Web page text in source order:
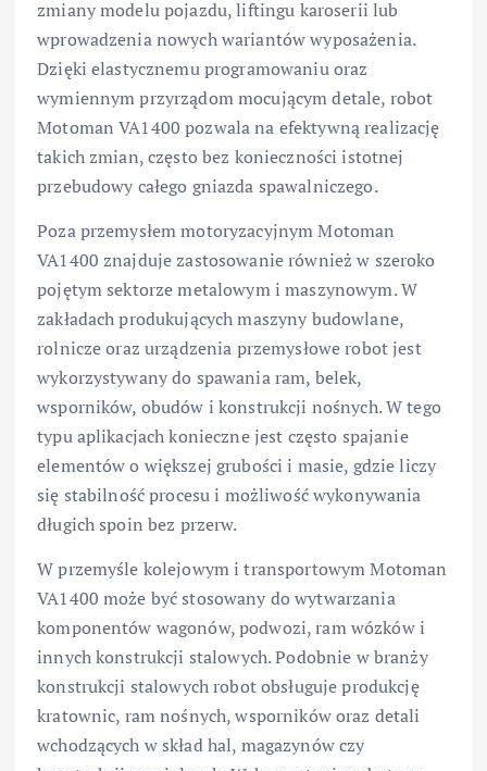
zmiany modelu pojazdu, liftingu karoserii lub
wprowadzenia nowych wariantów wyposażenia.
Dzięki elastycznemu programowaniu oraz
wymiennym przyrządom mocującym detale, robot
Motoman VA1400 pozwala na efektywną realizację
takich zmian, często bez konieczności istotnej
przebudowy całego gniazda spawalniczego.
Poza przemysłem motoryzacyjnym Motoman
VA1400 znajduje zastosowanie również w szeroko
pojętym sektorze metalowym i maszynowym. W
zakładach produkujących maszyny budowlane,
rolnicze oraz urządzenia przemysłowe robot jest
wykorzystywany do spawania ram, belek,
wsporników, obudów i konstrukcji nośnych. W tego
typu aplikacjach konieczne jest często spajanie
elementów o większej grubości i masie, gdzie liczy
się stabilność procesu i możliwość wykonywania
długich spoin bez przerw.
W przemyśle kolejowym i transportowym Motoman
VA1400 może być stosowany do wytwarzania
komponentów wagonów, podwozi, ram wózków i
innych konstrukcji stalowych. Podobnie w branży
konstrukcji stalowych robot obsługuje produkcję
kratownic, ram nośnych, wsporników oraz detali
wchodzących w skład hal, magazynów czy